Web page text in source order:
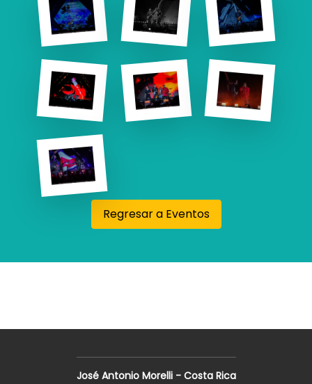
Regresar a Eventos
José Antonio Morelli - Costa Rica